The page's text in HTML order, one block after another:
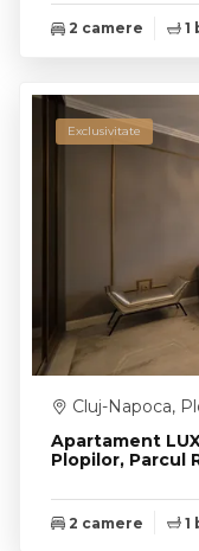
2 camere 1
Exclusivitate
Apartament
Plopilor, Parcul
Cluj-Napoca,
2 camere 1